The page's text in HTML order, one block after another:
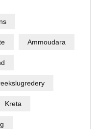
Ammoudara
Kreta